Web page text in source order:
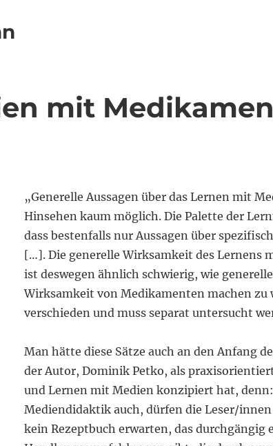
mit
„Generelle Aussagen über das Lernen mit
Hinsehen kaum möglich. Die Palette der
dass bestenfalls nur Aussagen über
[…]. Die generelle Wirksamkeit des Lernens
ist deswegen ähnlich schwierig, wie
Wirksamkeit von Medikamenten machen zu
verschieden und muss separat untersucht
Man hätte diese Sätze auch an den Anfang
der Autor, Dominik Petko, als
und Lernen mit Medien konzipiert hat,
Mediendidaktik auch, dürfen die Leser/
kein Rezeptbuch erwarten, das durchgängig